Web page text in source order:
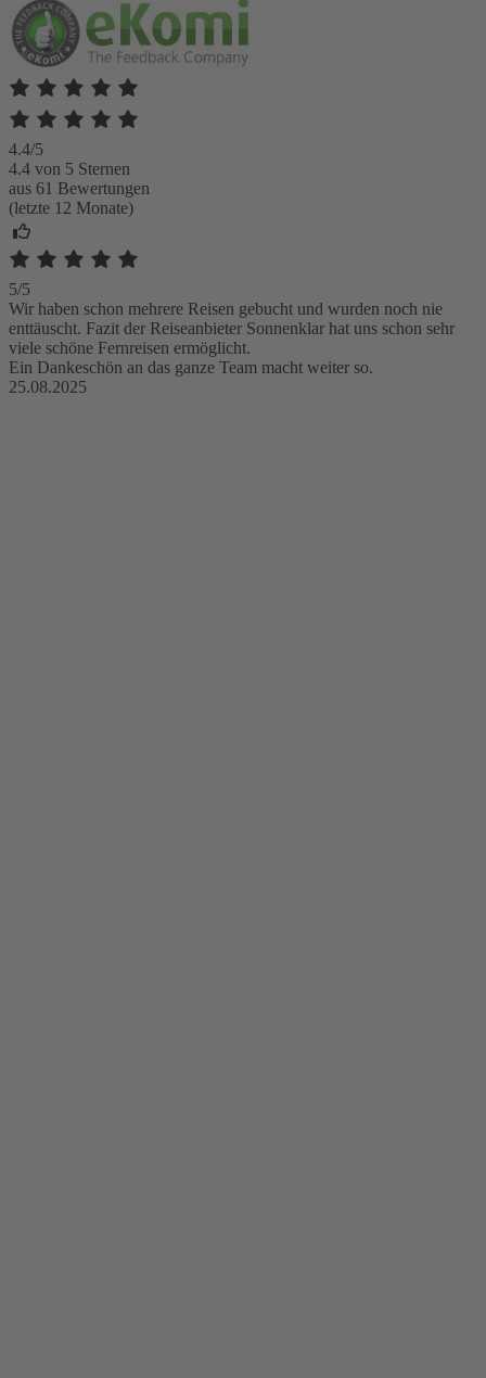
4.4/5
4.4 von 5 Sternen
aus 61 Bewertungen
(letzte 12 Monate)
5/5
Wir haben schon mehrere Reisen gebucht und wurden noch nie
enttäuscht. Fazit der Reiseanbieter Sonnenklar hat uns schon sehr
viele schöne Fernreisen ermöglicht.
Ein Dankeschön an das ganze Team macht weiter so.
25.08.2025